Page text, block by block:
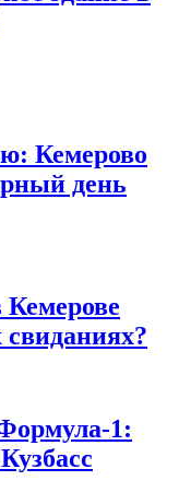
Кемерово
день
1: